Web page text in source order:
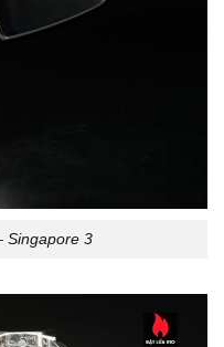
Singapore 3